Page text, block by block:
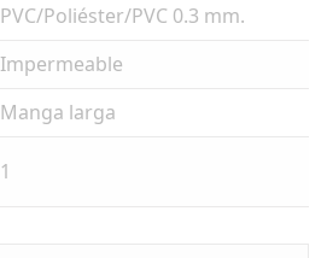
PVC/Poliéster/PVC 0.3 mm.
Impermeable
Manga larga
1